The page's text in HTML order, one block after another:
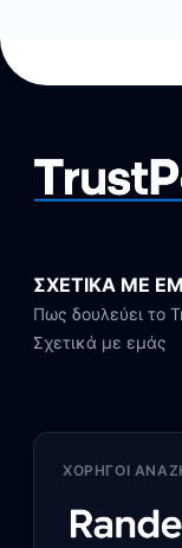
ΣΧΕΤΙΚΑ ΜΕ
Πως δουλεύει το
Σχετικά με εμάς
ΧΟΡΗΓΟΊ